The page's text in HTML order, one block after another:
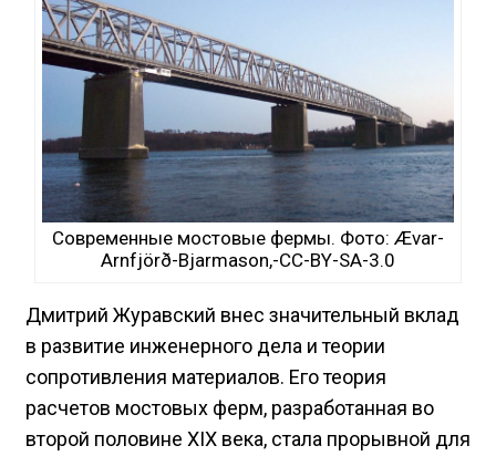
Современные мостовые фермы. Фото: Ævar-
Arnfjörð-Bjarmason,-CC-BY-SA-3.0
Дмитрий Журавский внес значительный вклад
в развитие инженерного дела и теории
сопротивления материалов. Его теория
расчетов мостовых ферм, разработанная во
второй половине XIX века, стала прорывной для